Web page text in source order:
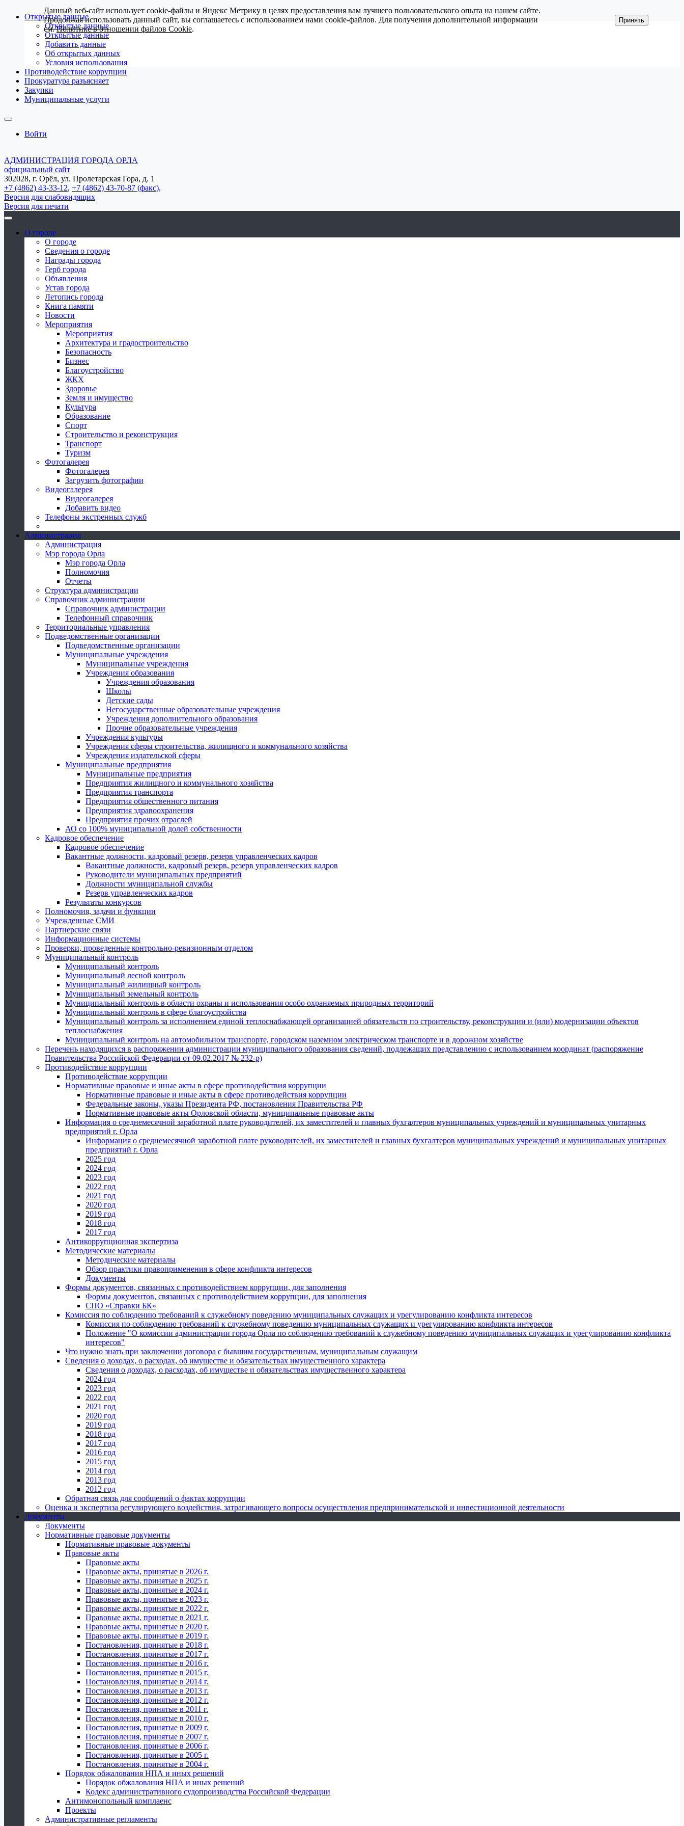
Открытые данные
Открытые данные
Открытые данные
Добавить данные
Об открытых данных
Условия использования
Противодействие коррупции
Прокуратура разъясняет
Закупки
Муниципальные услуги
Войти
АДМИНИСТРАЦИЯ ГОРОДА ОРЛА
официальный сайт
302028, г. Орёл, ул. Пролетарская Гора, д. 1
+7 (4862) 43-33-12, +7 (4862) 43-70-87 (факс),
Версия для слабовидящих
Версия для печати
О городе
О городе
Сведения о городе
Награды города
Герб города
Объявления
Устав города
Летопись города
Книга памяти
Новости
Мероприятия
Мероприятия
Архитектура и градостроительство
Безопасность
Бизнес
Благоустройство
ЖКХ
Здоровье
Земля и имущество
Культура
Образование
Спорт
Строительство и реконструкция
Транспорт
Туризм
Фотогалерея
Фотогалерея
Загрузить фотографии
Видеогалерея
Видеогалерея
Добавить видео
Телефоны экстренных служб
Администрация
Администрация
Мэр города Орла
Мэр города Орла
Полномочия
Отчеты
Структура администрации
Справочник администрации
Справочник администрации
Телефонный справочник
Территориальные управления
Подведомственные организации
Подведомственные организации
Муниципальные учреждения
Муниципальные учреждения
Учреждения образования
Учреждения образования
Школы
Детские сады
Негосударственные образовательные учреждения
Учреждения дополнительного образования
Прочие образовательные учреждения
Учреждения культуры
Учреждения сферы строительства, жилищного и коммунального хозяйства
Учреждения издательской сферы
Муниципальные предприятия
Муниципальные предприятия
Предприятия жилищного и коммунального хозяйства
Предприятия транспорта
Предприятия общественного питания
Предприятия здравоохранения
Предприятия прочих отраслей
АО со 100% муниципальной долей собственности
Кадровое обеспечение
Кадровое обеспечение
Вакантные должности, кадровый резерв, резерв управленческих кадров
Вакантные должности, кадровый резерв, резерв управленческих кадров
Руководители муниципальных предприятий
Должности муниципальной службы
Резерв управленческих кадров
Результаты конкурсов
Полномочия, задачи и функции
Учрежденные СМИ
Партнерские связи
Информационные системы
Проверки, проведенные контрольно-ревизионным отделом
Муниципальный контроль
Муниципальный контроль
Муниципальный лесной контроль
Муниципальный жилищный контроль
Муниципальный земельный контроль
Муниципальный контроль в области охраны и использования особо охраняемых природных территорий
Муниципальный контроль в сфере благоустройства
Муниципальный контроль за исполнением единой теплоснабжающей организацией обязательств по строительству, реконструкции и (или) модернизации объектов
теплоснабжения
Муниципальный контроль на автомобильном транспорте, городском наземном электрическом транспорте и в дорожном хозяйстве
Перечень находящихся в распоряжении администрации муниципального образования сведений, подлежащих представлению с использованием координат (распоряжение
Правительства Российской Федерации от 09.02.2017 № 232-р)
Противодействие коррупции
Противодействие коррупции
Нормативные правовые и иные акты в сфере противодействия коррупции
Нормативные правовые и иные акты в сфере противодействия коррупции
Федеральные законы, указы Президента РФ, постановления Правительства РФ
Нормативные правовые акты Орловской области, муниципальные правовые акты
Информация о среднемесячной заработной плате руководителей, их заместителей и главных бухгалтеров муниципальных учреждений и муниципальных унитарных
предприятий г. Орла
Информация о среднемесячной заработной плате руководителей, их заместителей и главных бухгалтеров муниципальных учреждений и муниципальных унитарных
предприятий г. Орла
2025 год
2024 год
2023 год
2022 год
2021 год
2020 год
2019 год
2018 год
2017 год
Антикоррупционная экспертиза
Методические материалы
Методические материалы
Обзор практики правоприменения в сфере конфликта интересов
Документы
Формы документов, связанных с противодействием коррупции, для заполнения
Формы документов, связанных с противодействием коррупции, для заполнения
СПО «Справки БК»
Комиссия по соблюдению требований к служебному поведению муниципальных служащих и урегулированию конфликта интересов
Комиссия по соблюдению требований к служебному поведению муниципальных служащих и урегулированию конфликта интересов
Положение "О комиссии администрации города Орла по соблюдению требований к служебному поведению муниципальных служащих и урегулированию конфликта
интересов"
Что нужно знать при заключении договора с бывшим государственным, муниципальным служащим
Сведения о доходах, о расходах, об имуществе и обязательствах имущественного характера
Сведения о доходах, о расходах, об имуществе и обязательствах имущественного характера
2024 год
2023 год
2022 год
2021 год
2020 год
2019 год
2018 год
2017 год
2016 год
2015 год
2014 год
2013 год
2012 год
Обратная связь для сообщений о фактах коррупции
Оценка и экспертиза регулирующего воздействия, затрагивающего вопросы осуществления предпринимательской и инвестиционной деятельности
Документы
Документы
Нормативные правовые документы
Нормативные правовые документы
Правовые акты
Правовые акты
Правовые акты, принятые в 2026 г.
Правовые акты, принятые в 2025 г.
Правовые акты, принятые в 2024 г.
Правовые акты, принятые в 2023 г.
Правовые акты, принятые в 2022 г.
Правовые акты, принятые в 2021 г.
Правовые акты, принятые в 2020 г.
Правовые акты, принятые в 2019 г.
Постановления, принятые в 2018 г.
Постановления, принятые в 2017 г.
Постановления, принятые в 2016 г.
Постановления, принятые в 2015 г.
Постановления, принятые в 2014 г.
Постановления, принятые в 2013 г.
Постановления, принятые в 2012 г.
Постановления, принятые в 2011 г.
Постановления, принятые в 2010 г.
Постановления, принятые в 2009 г.
Постановления, принятые в 2007 г.
Постановления, принятые в 2006 г.
Постановления, принятые в 2005 г.
Постановления, принятые в 2004 г.
Порядок обжалования НПА и иных решений
Порядок обжалования НПА и иных решений
Кодекс административного судопроизводства Российской Федерации
Антимонопольный комплаенс
Проекты
Административные регламенты
Данный веб-сайт использует cookie-файлы и Яндекс Метрику в целях предоставления вам лучшего пользовательского опыта на нашем сайте.
Продолжая использовать данный сайт, вы соглашаетесь с использованием нами cookie-файлов. Для получения дополнительной информации
см.Политике в отношении файлов Cookie.
Принять